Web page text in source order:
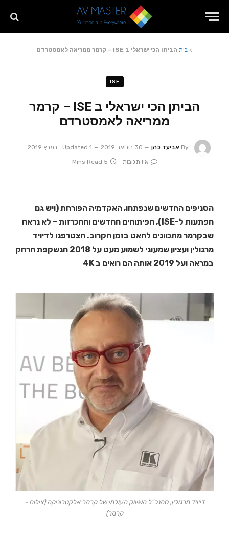
> בית הביתן הכי ישראלי ב ISE – קרמר ממריאה לאמסטרדם
ISE
הביתן הכי ישראלי ב ISE – קרמר
ממריאה לאמסטרדם
By אביעד כהן 30 בינואר 2019 Updated:1 במרץ 2019
אין תגובות
5 Mins Read
הסניפים החדשים שנפתחו, האקדמיה הפורחת (ויש גם
הפתעות ל-ISE), הפיתוחים החדשים וההכרזות – לא נראה
שבקרמר מתכוונים להאט בזמן הקרוב. הצטרפנו לדיויד
מרגולין ועציון שמעוני לשמוע מעט על 2018 הנשקפת הרחק
במראה ועל 2019 אותה הם רואים ב 4K
דייויד מרגולין, סמנכ"ל השיווק העולמי של קרמר אלקטרוניקה (צילום -
קרמר)